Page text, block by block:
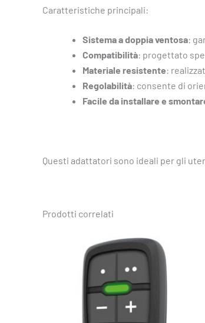
Caratteristiche principali:
Sistema a doppia ventosa:
Compatibilità: progettato
Materiale resistente:
Regolabilità: consente di
Facile da installare e
Questi adattatori sono ideali per gli
Prodotti correlati